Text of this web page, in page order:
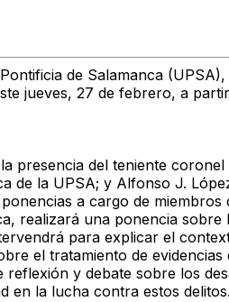
de Salamanca
jueves, 27 de febrero, a
presencia del teniente
de la UPSA; y Alfonso J.
a cargo de
realizará una ponencia
para explicar el
el tratamiento de
reflexión y debate sobre los
en la lucha contra estos delitos.